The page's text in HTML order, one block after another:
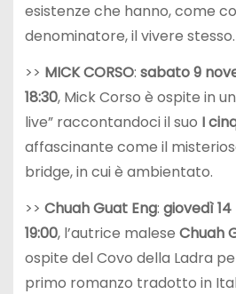
esistenze che hanno, come
denominatore, il vivere stesso.
>> MICK CORSO: sabato 9
18:30, Mick Corso è ospite in
live” raccontandoci il suo I
affascinante come il
bridge, in cui è ambientato.
>> Chuah Guat Eng: giovedì
19:00, l’autrice malese Chuah
ospite del Covo della Ladra
primo romanzo tradotto in